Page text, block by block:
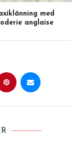
med
anglaise